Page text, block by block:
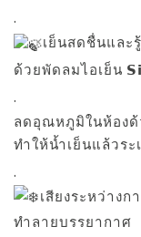
.
เย็นสดชื่นและ
ด้วยพัดลมไอเย็น
.
ลดอุณหภูมิในห้องด้
ทำให้น้ำเย็นแล้วระ
.
เสียงระหว่าง
ทำลายบรรยากาศ